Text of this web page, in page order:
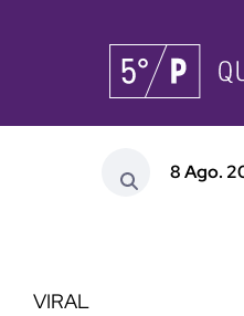
8 Ago.
VIRAL